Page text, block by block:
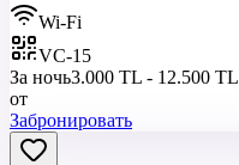
Wi-Fi
VC-15
За ночь3.000 TL - 12.500 TL
от
Забронировать